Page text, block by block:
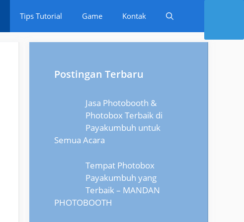
Tips Tutorial Game Kontak
Postingan Terbaru
Jasa Photobooth &
Photobox Terbaik di
Payakumbuh untuk
Semua Acara
Tempat Photobox
Payakumbuh yang
Terbaik – MANDAN
PHOTOBOOTH